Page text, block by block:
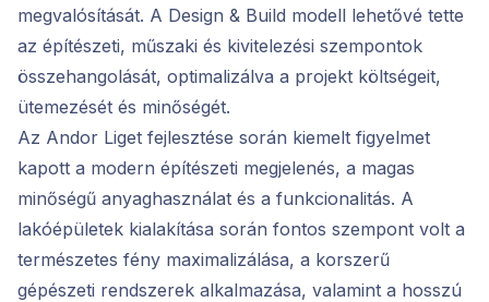
megvalósítását. A Design & Build modell lehetővé tette
az építészeti, műszaki és kivitelezési szempontok
összehangolását, optimalizálva a projekt költségeit,
ütemezését és minőségét.
Az Andor Liget fejlesztése során kiemelt figyelmet
kapott a modern építészeti megjelenés, a magas
minőségű anyaghasználat és a funkcionalitás. A
lakóépületek kialakítása során fontos szempont volt a
természetes fény maximalizálása, a korszerű
gépészeti rendszerek alkalmazása, valamint a hosszú